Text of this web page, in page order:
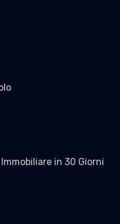
in 30 Giorni